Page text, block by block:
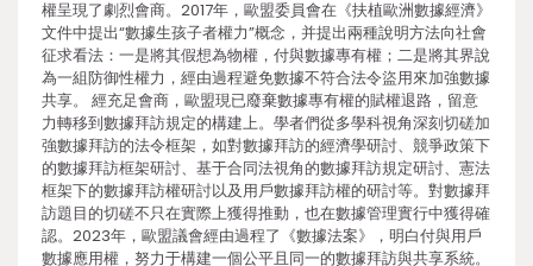
權呈現了劇烈會商。2017年，歐盟委員會在《扶植歐洲數據經濟》
文件中提出“數據生孩子者權力”概念，并提出兩種說明方法向社會
征求看法：一是將其假想為物權，付與數據專有權；二是將其界說
為一組防御性權力，經由過程避免數據不符合法令盜用來加強數據
共享。 經充足會商，歐盟現已廢棄數據專有權的賦權退路，留意
力轉移到數據拜訪規定的構建上。學者們從多學科視角深刻切磋加
強數據拜訪的法令框架，如對數據拜訪的經濟學研討、競爭政策下
的數據拜訪框架研討、基于合同法視角的數據拜訪規定研討、憲法
框架下的數據拜訪權研討以及用戶數據拜訪權的研討等。對數據拜
訪題目的切磋不只在實際上獲得推動，也在數據管理實行中獲得確
認。2023年，歐盟議會經由過程了《數據法案》，明白付與用戶
數據應用權，努力于構建一個公平且同一的數據拜訪與共享系統。